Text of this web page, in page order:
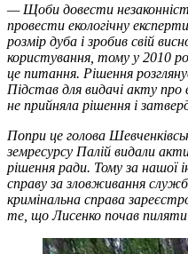
— Щоби довести
провести екологічну
розмір дуба і зробив свій
користування, тому у 2010
це питання. Рішення
Підстав для видачі акту про
не прийняла рішення і
Попри це голова
земресурсу Палій видали
рішення ради. Тому за нашої
справу за зловживання
кримінальна справа
те, що Лисенко почав пиляти